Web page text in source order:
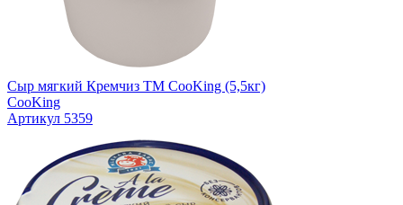
Сыр мягкий Кремчиз TM CooKing (5,5кг)
CooKing
Артикул 5359